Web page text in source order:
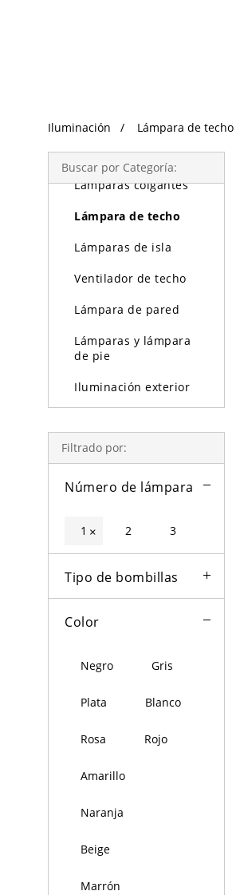
Iluminación Lámpara de techo
Buscar por Categoría:
Iluminación
Lámparas de araña
Lámparas colgantes
Lámpara de techo
Lámparas de isla
Ventilador de techo
Lámpara de pared
Lámparas y lámpara
de pie
Iluminación exterior
Filtrado por:
Número de lámpara
1 × 2 3
Tipo de bombillas
Color
Negro Gris
Plata Blanco
Rosa Rojo
Amarillo
Naranja
Beige
Marrón